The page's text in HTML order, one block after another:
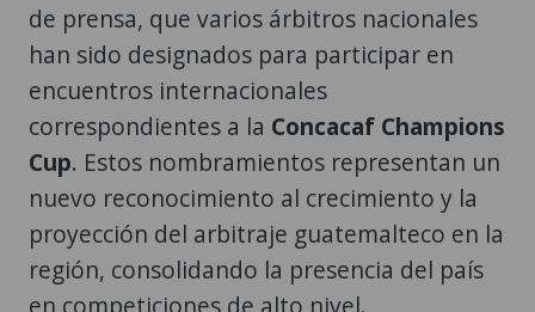
de prensa, que varios árbitros nacionales
han sido designados para participar en
encuentros internacionales
correspondientes a la Concacaf Champions
Cup. Estos nombramientos representan un
nuevo reconocimiento al crecimiento y la
proyección del arbitraje guatemalteco en la
región, consolidando la presencia del país
en competiciones de alto nivel.